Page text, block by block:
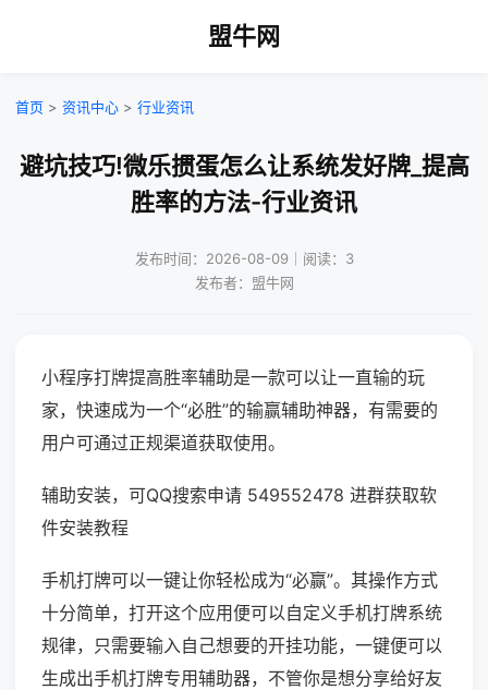
盟牛网
首页 > 资讯中心 > 行业资讯
避坑技巧!微乐掼蛋怎么让系统发好牌_提高
胜率的方法-行业资讯
发布时间：2026-08-09｜阅读：3
发布者：盟牛网
小程序打牌提高胜率辅助是一款可以让一直输的玩
家，快速成为一个“必胜”的输赢辅助神器，有需要的
用户可通过正规渠道获取使用。
辅助安装，可QQ搜索申请 549552478 进群获取软
件安装教程
手机打牌可以一键让你轻松成为“必赢”。其操作方式
十分简单，打开这个应用便可以自定义手机打牌系统
规律，只需要输入自己想要的开挂功能，一键便可以
生成出手机打牌专用辅助器，不管你是想分享给好友